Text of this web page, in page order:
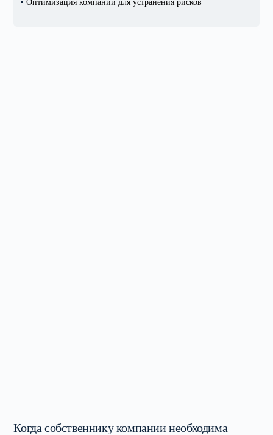
Оптимизация компаниидля устранения рисков
Когда собственнику компании необходима